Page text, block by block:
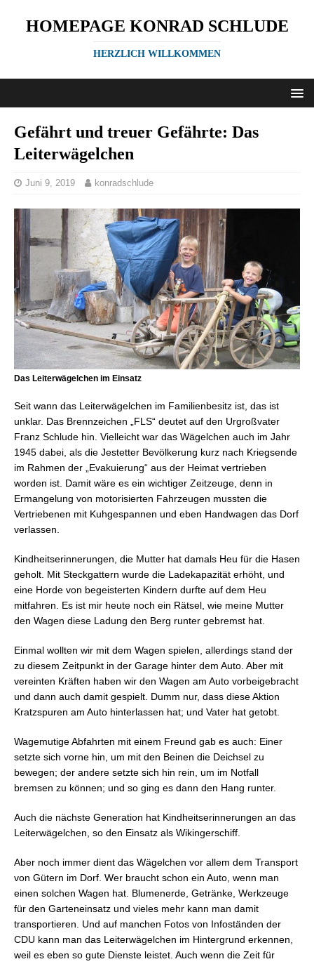
HOMEPAGE KONRAD SCHLUDE
HERZLICH WILLKOMMEN
Gefährt und treuer Gefährte: Das
Leiterwägelchen
Juni 9, 2019 konradschlude
Das Leiterwägelchen im Einsatz
Seit wann das Leiterwägelchen im Familienbesitz ist, das ist
unklar. Das Brennzeichen „FLS“ deutet auf den Urgroßvater
Franz Schlude hin. Vielleicht war das Wägelchen auch im Jahr
1945 dabei, als die Jestetter Bevölkerung kurz nach Kriegsende
im Rahmen der „Evakuierung“ aus der Heimat vertrieben
worden ist. Damit wäre es ein wichtiger Zeitzeuge, denn in
Ermangelung von motorisierten Fahrzeugen mussten die
Vertriebenen mit Kuhgespannen und eben Handwagen das Dorf
verlassen.
Kindheitserinnerungen, die Mutter hat damals Heu für die Hasen
geholt. Mit Steckgattern wurde die Ladekapazität erhöht, und
eine Horde von begeisterten Kindern durfte auf dem Heu
mitfahren. Es ist mir heute noch ein Rätsel, wie meine Mutter
den Wagen diese Ladung den Berg runter gebremst hat.
Einmal wollten wir mit dem Wagen spielen, allerdings stand der
zu diesem Zeitpunkt in der Garage hinter dem Auto. Aber mit
vereinten Kräften haben wir den Wagen am Auto vorbeigebracht
und dann auch damit gespielt. Dumm nur, dass diese Aktion
Kratzspuren am Auto hinterlassen hat; und Vater hat getobt.
Wagemutige Abfahrten mit einem Freund gab es auch: Einer
setzte sich vorne hin, um mit den Beinen die Deichsel zu
bewegen; der andere setzte sich hin rein, um im Notfall
bremsen zu können; und so ging es dann den Hang runter.
Auch die nächste Generation hat Kindheitserinnerungen an das
Leiterwägelchen, so den Einsatz als Wikingerschiff.
Aber noch immer dient das Wägelchen vor allem dem Transport
von Gütern im Dorf. Wer braucht schon ein Auto, wenn man
einen solchen Wagen hat. Blumenerde, Getränke, Werkzeuge
für den Garteneinsatz und vieles mehr kann man damit
transportieren. Und auf manchen Fotos von Infoständen der
CDU kann man das Leiterwägelchen im Hintergrund erkennen,
weil es eben so gute Dienste leistet. Auch wenn die Zeit für